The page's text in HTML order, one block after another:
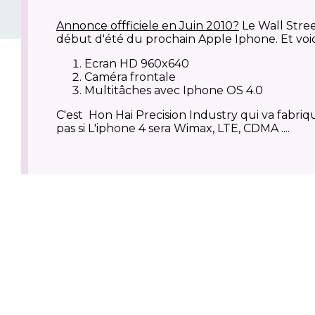
Annonce offficiele en Juin 2010? Le Wall
début d'été du prochain Apple Iphone. Et
Ecran HD 960x640
Caméra frontale
Multitâches avec Iphone OS 4.0
C'est Hon Hai Precision Industry qui va
pas si L'iphone 4 sera Wimax, LTE, CDMA ....